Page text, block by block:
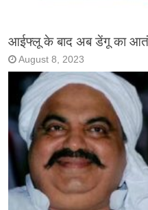
आईफ्लू के बाद अब डेंगू का
August 8, 2023